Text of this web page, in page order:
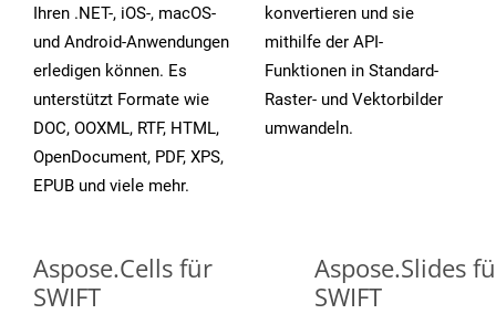
Ihren .NET-, iOS-, macOS-
und Android-Anwendungen
erledigen können. Es
unterstützt Formate wie
DOC, OOXML, RTF, HTML,
OpenDocument, PDF, XPS,
EPUB und viele mehr.
konvertieren und sie
mithilfe der API-
Funktionen in Standard-
Raster- und Vektorbilder
umwandeln.
Aspose.Cells für
SWIFT
Aspose.Slides
SWIFT